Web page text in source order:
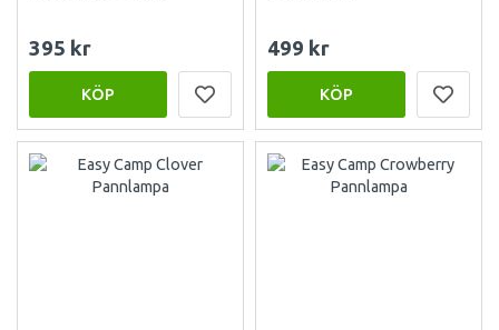
395 kr
KÖP
499 kr
KÖP